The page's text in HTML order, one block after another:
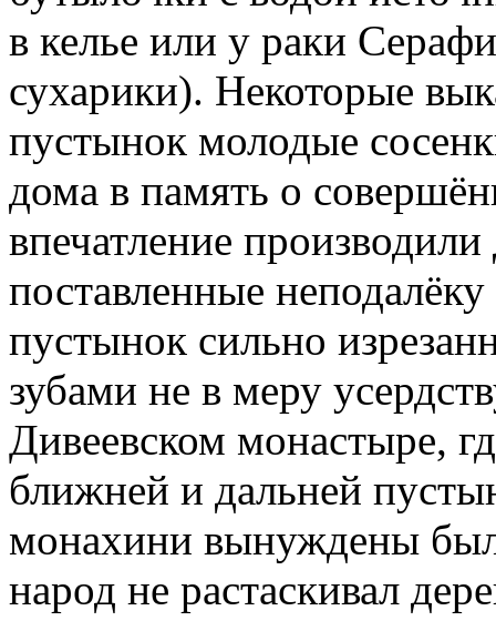
в келье или у раки
сухарики). Некоторые
пустынок молодые
дома в память о
впечатление
поставленные
пустынок сильно
зубами не в меру
Дивеевском монастыре,
ближней и дальней
монахини вынуждены
народ не растаскивал